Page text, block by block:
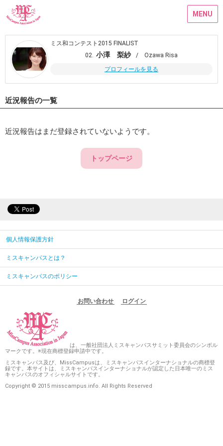
MENU
ミス和コンテスト2015 FINALIST
02. 小澤 梨紗
/ Ozawa Risa
プロフィールを見る
近況報告の一覧
近況報告はまだ登録されていないようです。
トップページ
個人情報保護方針
ミスキャンパスとは？
ミスキャンパスのポリシー
お問い合わせ ログイン
は、一般社団法人ミスキャンパスサミット委員会のシンボル
マークです。※現在商標登録申請中です。
ミスキャンパス及び、MissCampusは、ミスキャンパスインターナショナルの商標登
録です。本サイトは、ミスキャンパスインターナショナルが認定した日本唯一のミス
キャンパスのオフィシャルサイトです。
Copyright © 2015 misscampus.info. All Rights Reserved